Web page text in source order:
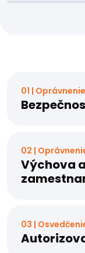
01 | Oprávnenie
02 |
Výchova
03 |